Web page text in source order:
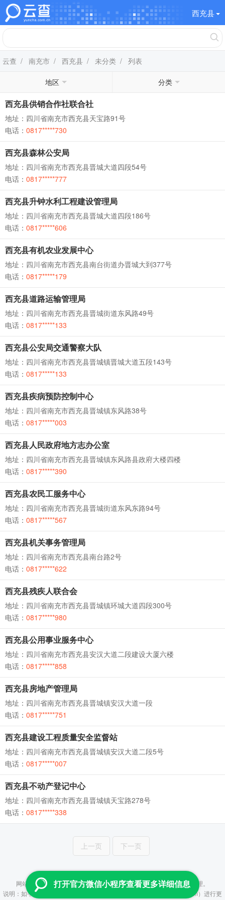
西充县
云查 / 南充市 / 西充县 / 未分类 / 列表
地区 分类
西充县供销合作社联合社
地址：四川省南充市西充县天宝路91号
电话： 0817*****730
西充县森林公安局
地址：四川省南充市西充县晋城大道四段54号
电话： 0817*****777
西充县升钟水利工程建设管理局
地址：四川省南充市西充县晋城大道四段186号
电话： 0817*****606
西充县有机农业发展中心
地址：四川省南充市西充县南台街道办晋城大到377号
电话： 0817*****179
西充县道路运输管理局
地址：四川省南充市西充县晋城街道东风路49号
电话： 0817*****133
西充县公安局交通警察大队
地址：四川省南充市西充县晋城镇晋城大道五段143号
电话： 0817*****133
西充县疾病预防控制中心
地址：四川省南充市西充县晋城镇东风路38号
电话： 0817*****003
西充县人民政府地方志办公室
地址：四川省南充市西充县晋城镇东风路县政府大楼四楼
电话： 0817*****390
西充县农民工服务中心
地址：四川省南充市西充县晋城街道东风东路94号
电话： 0817*****567
西充县机关事务管理局
地址：四川省南充市西充县南台路2号
电话： 0817*****622
西充县残疾人联合会
地址：四川省南充市西充县晋城镇环城大道四段300号
电话： 0817*****980
西充县公用事业服务中心
地址：四川省南充市西充县安汉大道二段建设大厦六楼
电话： 0817*****858
西充县房地产管理局
地址：四川省南充市西充县晋城镇安汉大道一段
电话： 0817*****751
西充县建设工程质量安全监督站
地址：四川省南充市西充县晋城镇安汉大道二段5号
电话： 0817*****007
西充县不动产登记中心
地址：四川省南充市西充县晋城镇天宝路278号
电话： 0817*****338
上一页 下一页
Copyright © 2013-2026 云查 All Rights Reserved
网站所提供数据均来自政府及事业单位公开信息，并通过人工进行整理。
说明：如平台所提供信息有误，烦请联系管理员（fenzhiyun@aliyun.com）进行更
打开官方微信小程序查看更多详细信息